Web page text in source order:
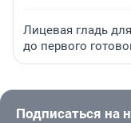
Лицевая гладь
до первого
Подписаться на